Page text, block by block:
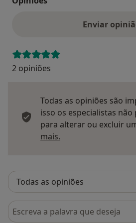
Enviar
2 opiniões
Todas as opiniões são
isso os especialistas
para alterar ou excluir
mais.
Pesquisar em opiniões